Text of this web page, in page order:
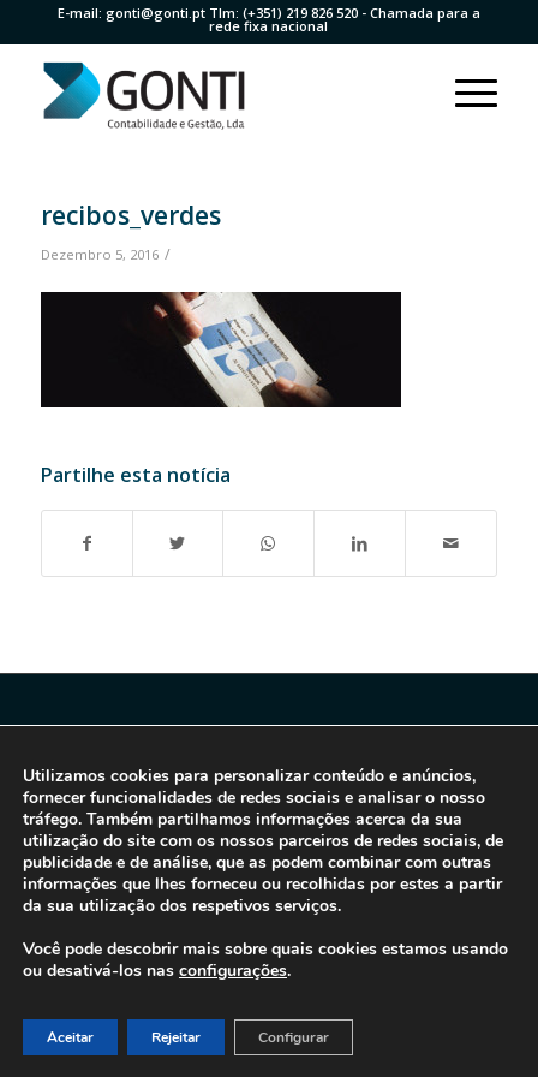
E-mail: gonti@gonti.ptTlm: (+351) 219 826 520- Chamada para a
rede fixa nacional
recibos_verdes
Dezembro 5, 2016 /
Partilhe esta notícia
© 2016-2026 - Gonti Contabilidade e Gestão -Política de Privacidade-
Livro de Reclamações
Utilizamos cookies para personalizar conteúdo e anúncios,
fornecer funcionalidades de redes sociais e analisar o nosso
tráfego. Também partilhamos informações acerca da sua
utilização do site com os nossos parceiros de redes sociais, de
publicidade e de análise, que as podem combinar com outras
informações que lhes forneceu ou recolhidas por estes a partir
da sua utilização dos respetivos serviços.
Você pode descobrir mais sobre quais cookies estamos usando
ou desativá-los nas configurações.
Aceitar Rejeitar Configurar